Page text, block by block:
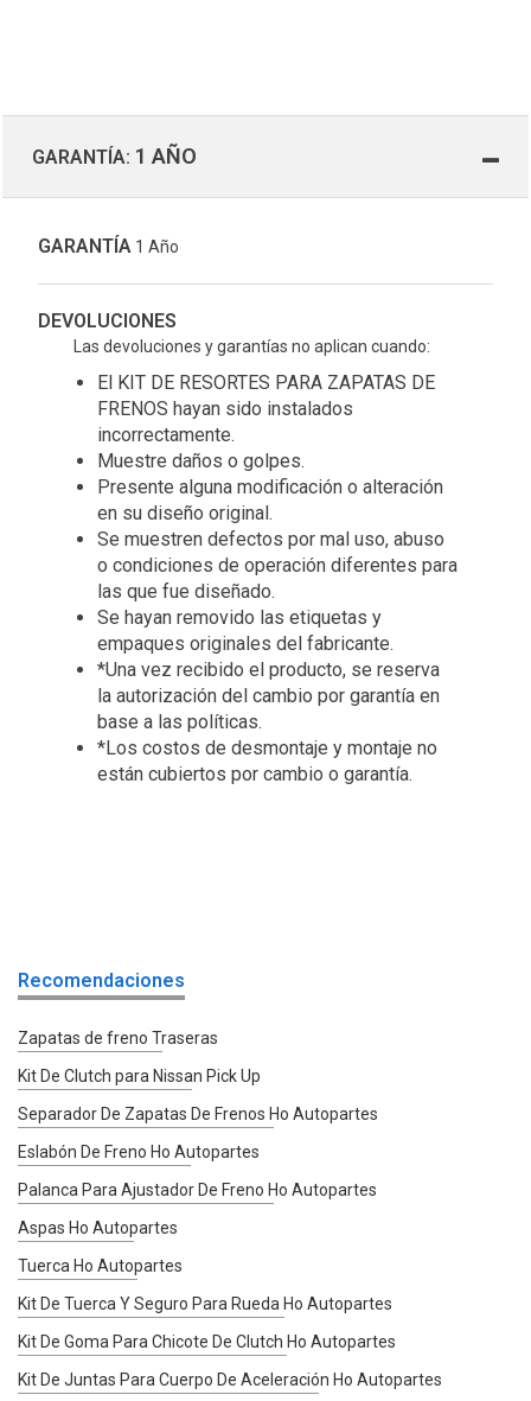
GARANTÍA: 1 AÑO
GARANTÍA 1 Año
DEVOLUCIONES
Las devoluciones y garantías no aplican cuando:
El KIT DE RESORTES PARA ZAPATAS DE
FRENOS hayan sido instalados
incorrectamente.
Muestre daños o golpes.
Presente alguna modificación o alteración
en su diseño original.
Se muestren defectos por mal uso, abuso
o condiciones de operación diferentes para
las que fue diseñado.
Se hayan removido las etiquetas y
empaques originales del fabricante.
*Una vez recibido el producto, se reserva
la autorización del cambio por garantía en
base a las políticas.
*Los costos de desmontaje y montaje no
están cubiertos por cambio o garantía.
Recomendaciones
Zapatas de freno Traseras
Kit De Clutch para Nissan Pick Up
Separador De Zapatas De Frenos Ho Autopartes
Eslabón De Freno Ho Autopartes
Palanca Para Ajustador De Freno Ho Autopartes
Aspas Ho Autopartes
Tuerca Ho Autopartes
Kit De Tuerca Y Seguro Para Rueda Ho Autopartes
Kit De Goma Para Chicote De Clutch Ho Autopartes
Kit De Juntas Para Cuerpo De Aceleración Ho Autopartes